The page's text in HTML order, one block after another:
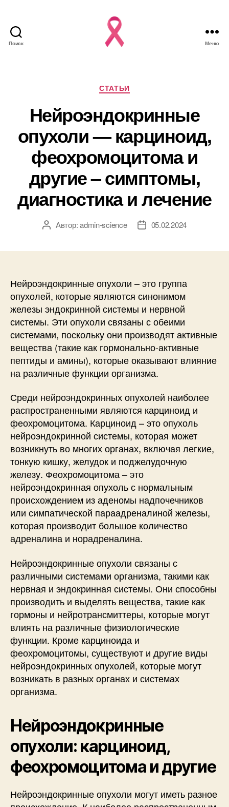
Поиск Меню
Рубрики
СТАТЬИ
Нейроэндокринные
опухоли — карциноид,
феохромоцитома и
другие – симптомы,
диагностика и лечение
АвторАвтор:admin-science
Дата05.02.2024
Нейроэндокринные опухоли – это группа
опухолей, которые являются синонимом
железы эндокринной системы и нервной
системы. Эти опухоли связаны с обеими
системами, поскольку они производят активные
вещества (такие как гормонально-активные
пептиды и амины), которые оказывают влияние
на различные функции организма.
Среди нейроэндокринных опухолей наиболее
распространенными являются карциноид и
феохромоцитома. Карциноид – это опухоль
нейроэндокринной системы, которая может
возникнуть во многих органах, включая легкие,
тонкую кишку, желудок и поджелудочную
железу. Феохромоцитома – это
нейроэндокринная опухоль с нормальным
происхождением из аденомы надпочечников
или симпатической параадреналиной железы,
которая производит большое количество
адреналина и норадреналина.
Нейроэндокринные опухоли связаны с
различными системами организма, такими как
нервная и эндокринная системы. Они способны
производить и выделять вещества, такие как
гормоны и нейротрансмиттеры, которые могут
влиять на различные физиологические
функции. Кроме карциноида и
феохромоцитомы, существуют и другие виды
нейроэндокринных опухолей, которые могут
возникать в разных органах и системах
организма.
Нейроэндокринные
опухоли: карциноид,
феохромоцитома и другие
Нейроэндокринные опухоли могут иметь разное